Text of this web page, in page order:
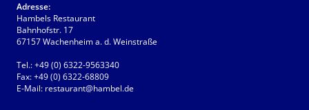
Adresse:
Hambels Restaurant
Bahnhofstr. 17
67157 Wachenheim a. d. Weinstraße
Tel.:+49 (0) 6322-9563340
Fax:+49 (0) 6322-68809
E-Mail: restaurant@hambel.de